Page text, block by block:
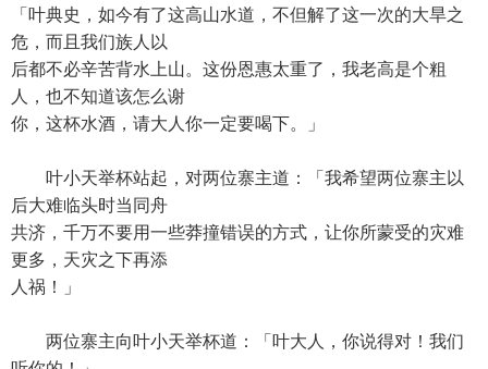
「叶典史，如今有了这高山水道，不但解了这一次的大旱之
危，而且我们族人以
后都不必辛苦背水上山。这份恩惠太重了，我老高是个粗
人，也不知道该怎么谢
你，这杯水酒，请大人你一定要喝下。」
叶小天举杯站起，对两位寨主道：「我希望两位寨主以
后大难临头时当同舟
共济，千万不要用一些莽撞错误的方式，让你所蒙受的灾难
更多，天灾之下再添
人祸！」
两位寨主向叶小天举杯道：「叶大人，你说得对！我们